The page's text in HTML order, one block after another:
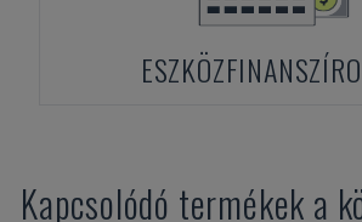
Kapcsolódó termékek a